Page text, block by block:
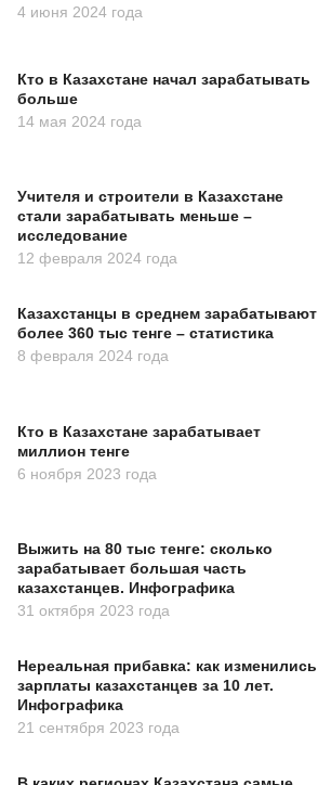
4 июня 2024 года
Кто в Казахстане начал зарабатывать
больше
14 мая 2024 года
Учителя и строители в Казахстане
стали зарабатывать меньше –
исследование
12 февраля 2024 года
Казахстанцы в среднем зарабатывают
более 360 тыс тенге – статистика
8 февраля 2024 года
Кто в Казахстане зарабатывает
миллион тенге
6 ноября 2023 года
Выжить на 80 тыс тенге: сколько
зарабатывает большая часть
казахстанцев. Инфографика
31 октября 2023 года
Нереальная прибавка: как изменились
зарплаты казахстанцев за 10 лет.
Инфографика
21 сентября 2023 года